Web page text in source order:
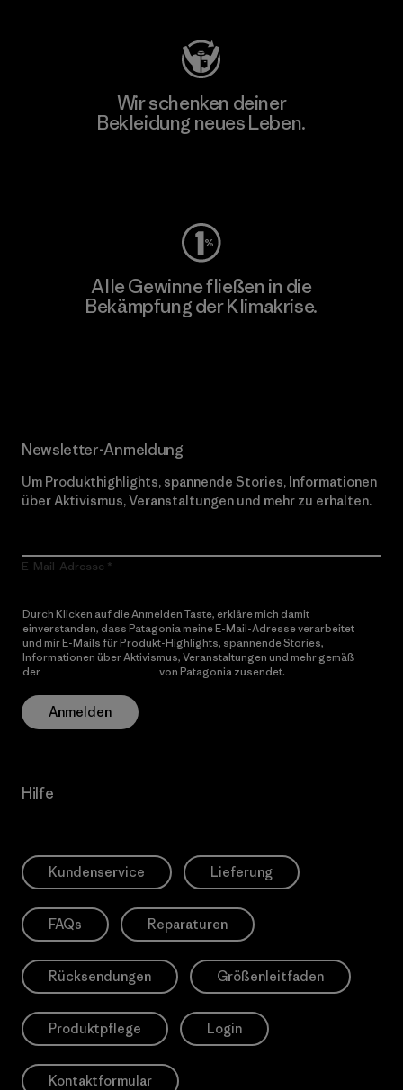
Wir schenken deiner
Bekleidung neues Leben.
Alle Gewinne fließen in die
Bekämpfung der Klimakrise.
Newsletter-Anmeldung
Um Produkthighlights, spannende Stories, Informationen
über Aktivismus, Veranstaltungen und mehr zu erhalten.
E-Mail-Adresse
Durch Klicken auf die Anmelden Taste, erkläre mich damit
einverstanden, dass Patagonia meine E-Mail-Adresse verarbeitet
und mir E-Mails für Produkt-Highlights, spannende Stories,
Informationen über Aktivismus, Veranstaltungen und mehr gemäß
der
von Patagonia zusendet.
Anmelden
Hilfe
Kundenservice Lieferung
FAQs Reparaturen
Rücksendungen Größenleitfaden
Produktpflege Login
Kontaktformular